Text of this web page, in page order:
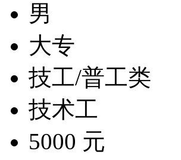
男
大专
技工/普工类
技术工
5000 元